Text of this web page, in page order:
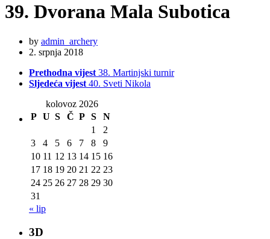
39. Dvorana Mala Subotica
by admin_archery
2. srpnja 2018
Prethodna vijest 38. Martinjski turnir
Sljedeća vijest 40. Sveti Nikola
kolovoz 2026
P U S Č P S
N
1
2
3
4 5 6 7 8
9
10 11 12 13 14 15 16
17 18 19 20 21 22 23
24 25 26 27 28 29 30
31
« lip
3D